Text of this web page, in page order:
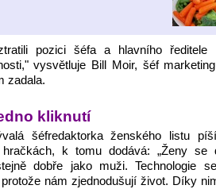
pozici šéfa a hlavního ředitele
vysvětluje Bill Moir, šéf
zadala.
kliknutí
šéfredaktorka ženského listu
hračkách, k tomu dodává: „Ženy se
dobře jako muži. Technologie
nám zjednodušují život. Díky